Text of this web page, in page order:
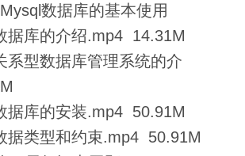
数据库的基本使用
库的介绍.mp4 14.31M
型数据库管理系统的介
库的安装.mp4 50.91M
类型和约束.mp4 50.91M